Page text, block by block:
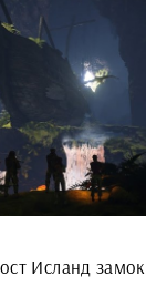
Исланд замок